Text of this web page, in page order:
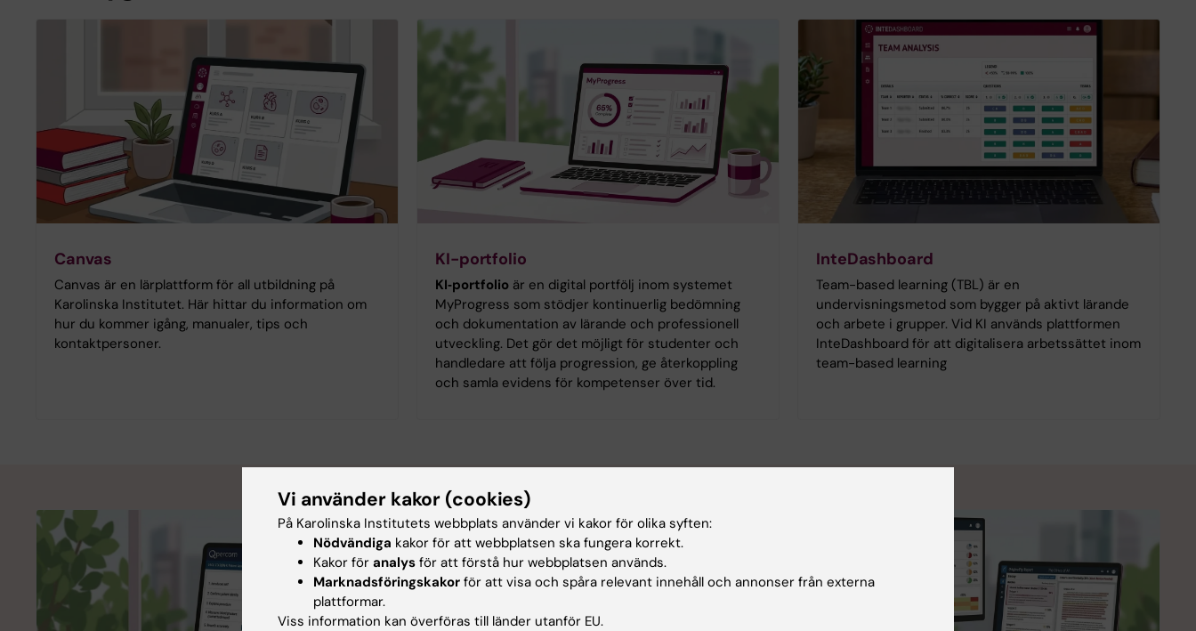
Canvas
Canvas är en lärplattform för all utbildning på
Karolinska Institutet. Här hittar du information om
hur du kommer igång, manualer, tips och
kontaktpersoner.
KI-portfolio
KI‑portfolio är en digital portfölj inom systemet
MyProgress som stödjer kontinuerlig bedömning
och dokumentation av lärande och professionell
utveckling. Det gör det möjligt för studenter och
handledare att följa progression, ge återkoppling
och samla evidens för kompetenser över tid.
InteDashboard
Team-based learning (TBL) är en
undervisningsmetod som bygger på aktivt lärande
och arbete i grupper. Vid KI används plattformen
InteDashboard för att digitalisera arbetssättet inom
team-based learning
Vi använder kakor (cookies)
På Karolinska Institutets webbplats använder vi kakor för olika syften:
Nödvändiga kakor för att webbplatsen ska fungera korrekt.
Kakor för analys för att förstå hur webbplatsen används.
Marknadsföringskakor för att visa och spåra relevant innehåll och annonser från externa
plattformar.
Viss information kan överföras till länder utanför EU.